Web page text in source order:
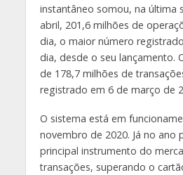
instantâneo somou, na última
abril, 201,6 milhões de
dia, o maior número
dia, desde o seu lançamento.
de 178,7 milhões de
registrado em 6 de março de
O sistema está em
novembro de 2020. Já no ano
principal instrumento do
transações, superando o